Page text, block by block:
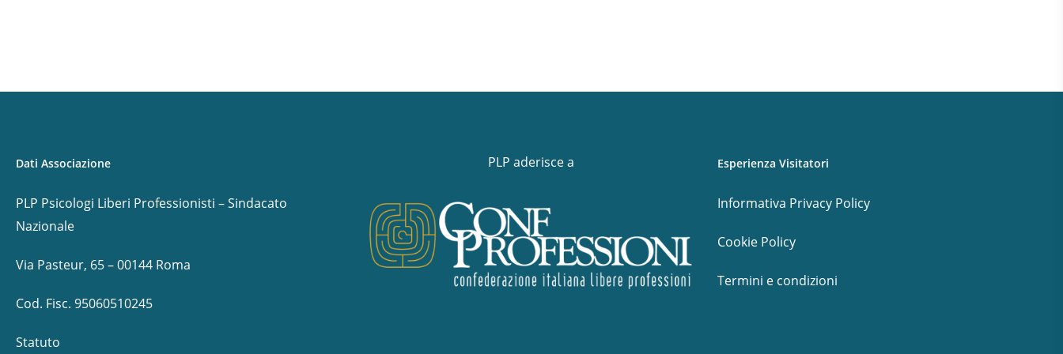
Dati Associazione
PLP Psicologi Liberi Professionisti – Sindacato
Nazionale
Via Pasteur, 65 – 00144 Roma
Cod. Fisc. 95060510245
Statuto
PLP aderisce a Esperienza Visitatori
Informativa Privacy Policy
Cookie Policy
Termini e condizioni